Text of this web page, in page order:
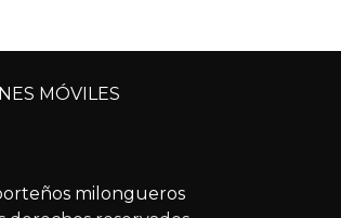
MÓVILES
milongueros